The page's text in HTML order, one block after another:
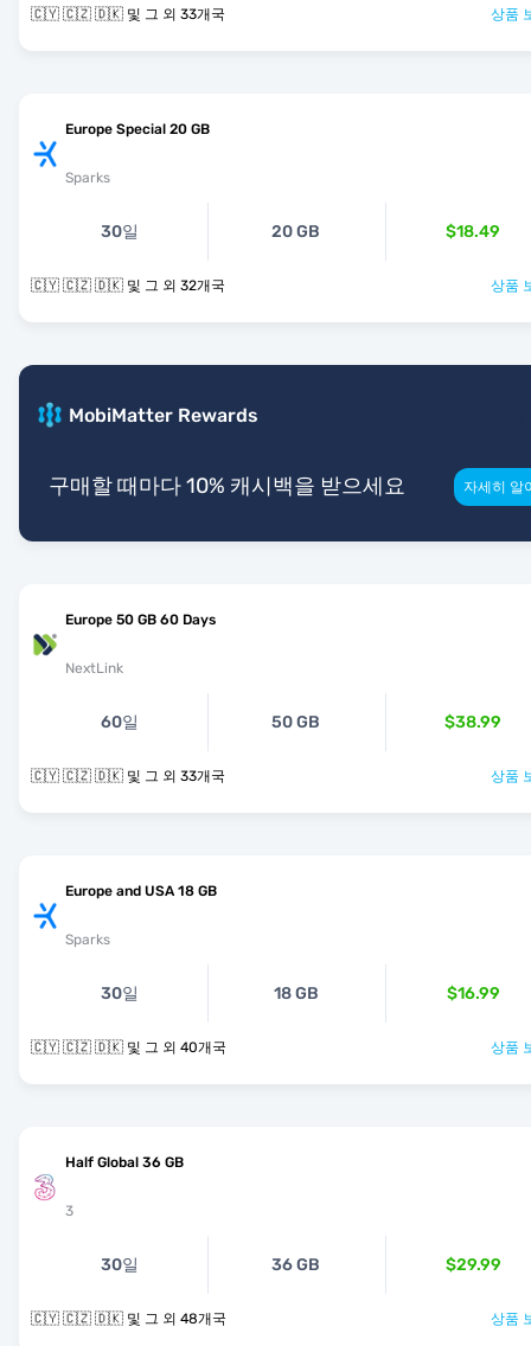
🇨🇾 🇨🇿 🇩🇰 및 그 외 33개국 상품
Europe Special 20 GB
Sparks
30일 20 GB $18.49
🇨🇾 🇨🇿 🇩🇰 및 그 외 32개국 상품
MobiMatter Rewards
구매할 때마다 10% 캐시백을 받으세요 자세히 알
Europe 50 GB 60 Days
NextLink
60일 50 GB $38.99
🇨🇾 🇨🇿 🇩🇰 및 그 외 33개국 상품
Europe and USA 18 GB
Sparks
30일 18 GB $16.99
🇨🇾 🇨🇿 🇩🇰 및 그 외 40개국 상품
Half Global 36 GB
3
30일 36 GB $29.99
🇨🇾 🇨🇿 🇩🇰 및 그 외 48개국 상품